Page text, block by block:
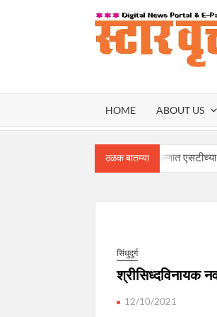
HOME ABOUT US
ठळक बातम्या
गौरी-गणपतीसाठी कोकणात एसटीच्या ५,२२०
सिंधुदुर्ग
श्रीसिध्दविनायक
12/10/2021